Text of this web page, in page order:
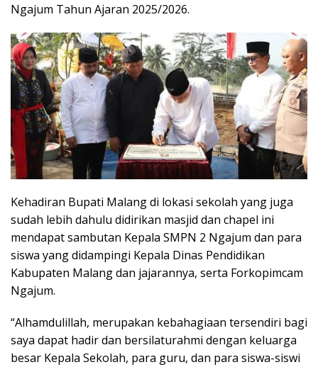
Ngajum Tahun Ajaran 2025/2026.
Kehadiran Bupati Malang di lokasi sekolah yang juga
sudah lebih dahulu didirikan masjid dan chapel ini
mendapat sambutan Kepala SMPN 2 Ngajum dan para
siswa yang didampingi Kepala Dinas Pendidikan
Kabupaten Malang dan jajarannya, serta Forkopimcam
Ngajum.
“Alhamdulillah, merupakan kebahagiaan tersendiri bagi
saya dapat hadir dan bersilaturahmi dengan keluarga
besar Kepala Sekolah, para guru, dan para siswa-siswi